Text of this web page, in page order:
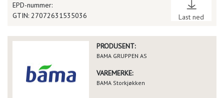
Last ned
EPD-nummer:
GTIN: 27072631535036
PRODUSENT:
BAMA GRUPPEN AS
VAREMERKE:
BAMA Storkjøkken